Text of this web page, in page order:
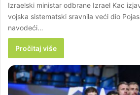
Izraelski ministar odbrane Izrael Kac
vojska sistematski sravnila veći dio
navodeći…
Pročitaj više